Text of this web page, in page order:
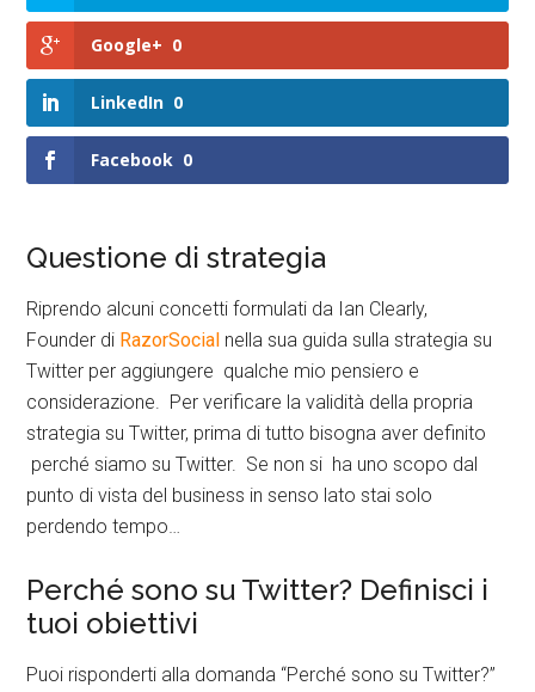
Google+ 0
LinkedIn 0
Facebook 0
Questione di strategia
Riprendo alcuni concetti formulati da Ian Clearly,
Founder di RazorSocial nella sua guida sulla strategia su
Twitter per aggiungere qualche mio pensiero e
considerazione. Per verificare la validità della propria
strategia su Twitter, prima di tutto bisogna aver definito
perché siamo su Twitter. Se non si ha uno scopo dal
punto di vista del business in senso lato stai solo
perdendo tempo…
Perché sono su Twitter? Definisci i
tuoi obiettivi
Puoi risponderti alla domanda “Perché sono su Twitter?”